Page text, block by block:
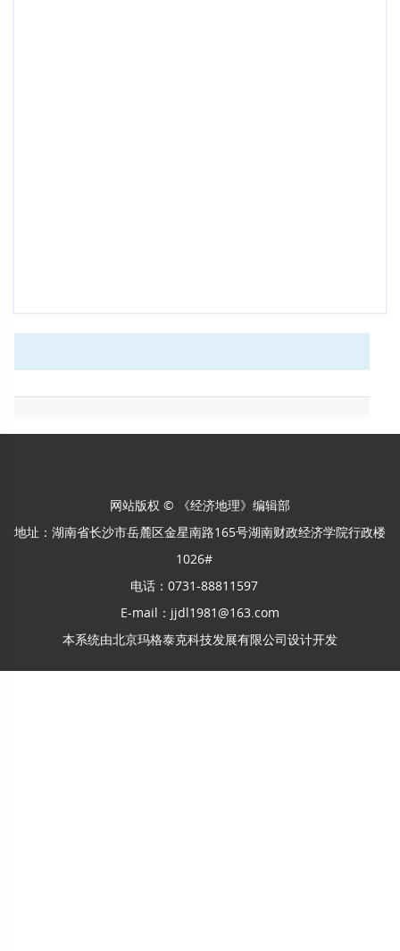
网站版权 © 《经济地理》编辑部
地址：湖南省长沙市岳麓区金星南路165号湖南财政经济学院行政楼
1026#
电话：0731-88811597
E-mail：jjdl1981@163.com
本系统由北京玛格泰克科技发展有限公司设计开发